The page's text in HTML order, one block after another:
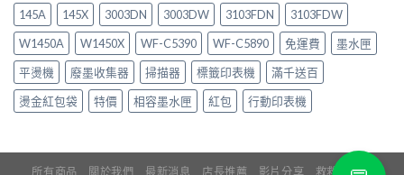
145A 145X 3003DN 3003DW 3103FDN
3103FDW
W1450A
W1450X WF-C5390 WF-C5890 免運費
墨水匣
平燙機
廢墨收集器 掃描器 標籤印表機
滿千送百
燙金紅包袋
特價 相容墨水匣 紅包 行動印表機
所有商品 關於我們 最新消息 店長推薦 影片分享 救救印表機